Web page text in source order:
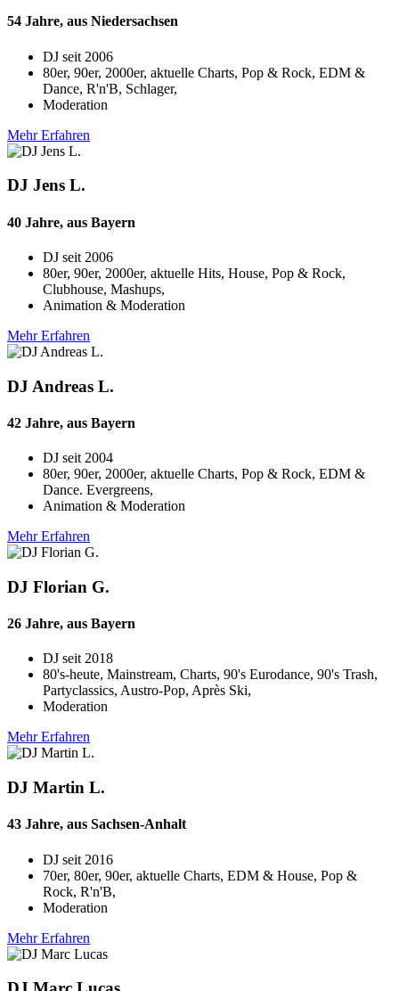
54 Jahre, aus Niedersachsen
DJ seit 2006
80er, 90er, 2000er, aktuelle Charts, Pop & Rock, EDM &
Dance, R'n'B, Schlager,
Moderation
Mehr Erfahren
DJ Jens L.
40 Jahre, aus Bayern
DJ seit 2006
80er, 90er, 2000er, aktuelle Hits, House, Pop & Rock,
Clubhouse, Mashups,
Animation & Moderation
Mehr Erfahren
DJ Andreas L.
42 Jahre, aus Bayern
DJ seit 2004
80er, 90er, 2000er, aktuelle Charts, Pop & Rock, EDM &
Dance. Evergreens,
Animation & Moderation
Mehr Erfahren
DJ Florian G.
26 Jahre, aus Bayern
DJ seit 2018
80's-heute, Mainstream, Charts, 90's Eurodance, 90's Trash,
Partyclassics, Austro-Pop, Après Ski,
Moderation
Mehr Erfahren
DJ Martin L.
43 Jahre, aus Sachsen-Anhalt
DJ seit 2016
70er, 80er, 90er, aktuelle Charts, EDM & House, Pop &
Rock, R'n'B,
Moderation
Mehr Erfahren